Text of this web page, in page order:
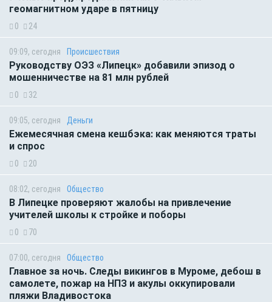
геомагнитном ударе в пятницу
0 24
09:09, сегодня Происшествия
Руководству ОЭЗ «Липецк» добавили эпизод о
мошенничестве на 81 млн рублей
0 32
09:05, сегодня Деньги
Ежемесячная смена кешбэка: как меняются траты
и спрос
0 20
08:02, сегодня Общество
В Липецке проверяют жалобы на привлечение
учителей школы к стройке и поборы
0 70
07:00, сегодня Общество
Главное за ночь. Следы викингов в Муроме, дебош в
самолете, пожар на НПЗ и акулы оккупировали
пляжи Владивостока